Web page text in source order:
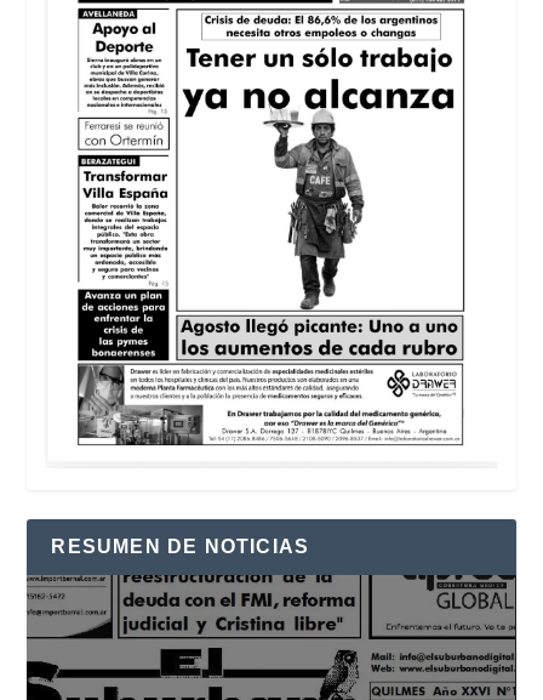
RESUMEN DE NOTICIAS
Reproductor
de
vídeo